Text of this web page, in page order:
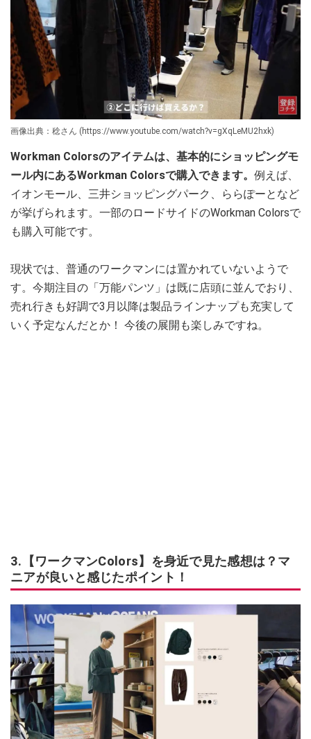
画像出典：稔さん (https://www.youtube.com/watch?v=gXqLeMU2hxk)
Workman Colorsのアイテムは、基本的にショッピングモ
ール内にあるWorkman Colorsで購入できます。 例えば、
イオンモール、三井ショッピングパーク、ららぽーとなど
が挙げられます。一部のロードサイドのWorkman Colorsで
も購入可能です。
現状では、普通のワークマンには置かれていないようで
す。今期注目の「万能パンツ」は既に店頭に並んでおり、
売れ行きも好調で3月以降は製品ラインナップも充実して
いく予定なんだとか！ 今後の展開も楽しみですね。
3.【ワークマンColors】を身近で見た感想は？マ
ニアが良いと感じたポイント！